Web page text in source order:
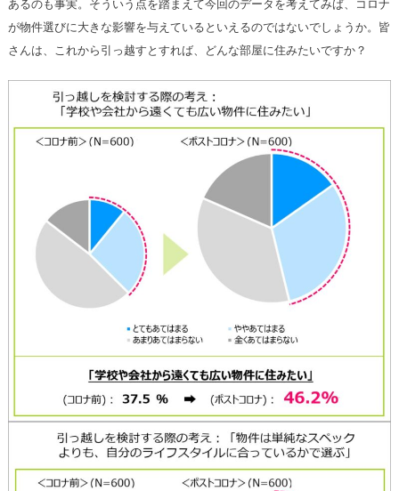
あるのも事実。そういう点を踏まえて今回のデータを考えてみば、コロナ
が物件選びに大きな影響を与えているといえるのではないでしょうか。皆
さんは、これから引っ越すとすれば、どんな部屋に住みたいですか？